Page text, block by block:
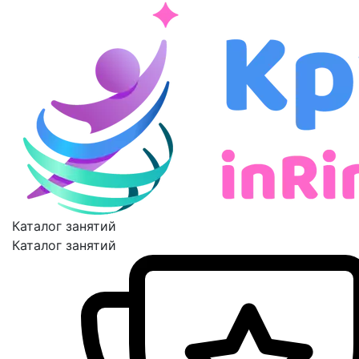
Каталог занятий
Каталог занятий